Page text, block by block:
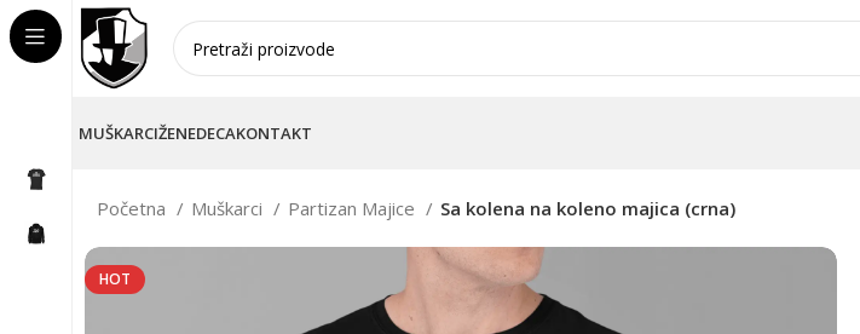
MUŠKARCIŽENEDECAKONTAKT
Početna Muškarci Partizan Majice Sa kolena na koleno majica (crna)
HOT